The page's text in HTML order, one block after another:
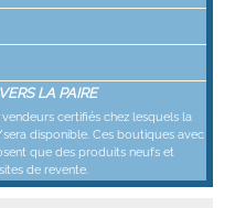
LA PAIRE
certifiés chez lesquels la
sera disponible. Ces boutiques avec
que des produits neufs et
de revente.